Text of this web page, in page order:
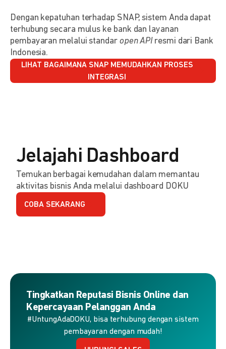
Dengan kepatuhan terhadap SNAP, sistem Anda dapat
terhubung secara mulus ke bank dan layanan
pembayaran melalui standar open APIresmi dari Bank
Indonesia.
LIHAT BAGAIMANA SNAP MEMUDAHKAN PROSES
INTEGRASI
Jelajahi Dashboard
Temukan berbagai kemudahan dalam memantau
aktivitas bisnis Anda melalui dashboard DOKU
COBA SEKARANG
Tingkatkan Reputasi Bisnis Online dan
Kepercayaan Pelanggan Anda
#UntungAdaDOKU, bisa terhubung dengan sistem
pembayaran dengan mudah!